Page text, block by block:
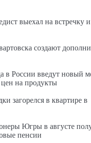
выехал на встречку и
создают
в России введут новый
цен на продукты
загорелся в квартире в
Югры в августе
пенсии